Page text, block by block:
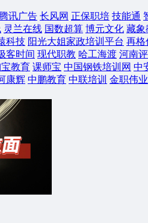
腾讯广告 长风网 正保职培 技能通
灵兰在线 国数超算 博元文化 藏象
科技 阳光大姐家政培训平台 再格
客时间 现代职教 哈工海渡 河南
教育 课师宝 中国钢铁培训网 中
康辉 中鹏教育 中联培训 金职伟业